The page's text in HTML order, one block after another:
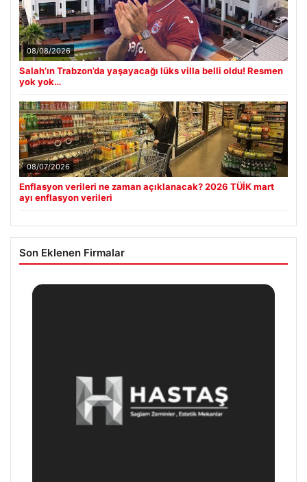
08/08/2026
Salah’ın Trabzon’da yaşayacağı lüks villa belli oldu! Resmen
yok yok…
08/07/2026
Enflasyon verileri ne zaman açıklanacak? 2026 TÜİK mart
ayı enflasyon verileri
Son Eklenen Firmalar